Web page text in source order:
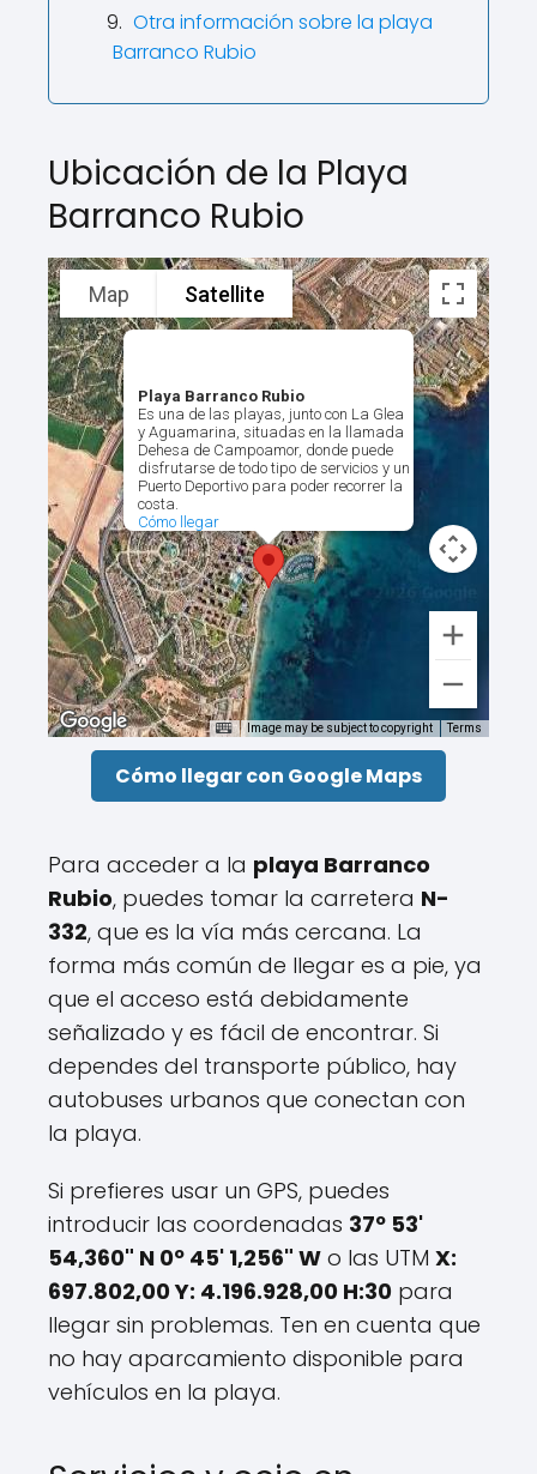
Otra información sobre la playa
Barranco Rubio
Ubicación de la Playa
Barranco Rubio
Playa Barranco Rubio
Es una de las playas, junto con La Glea
y Aguamarina, situadas en la llamada
Dehesa de Campoamor, donde puede
disfrutarse de todo tipo de servicios y un
Puerto Deportivo para poder recorrer la
costa.
Cómo llegar
Map Satellite
Image may be subject to copyright Terms
Cómo llegar con Google Maps
Para acceder a la playa Barranco
Rubio, puedes tomar la carretera N-
332, que es la vía más cercana. La
forma más común de llegar es a pie, ya
que el acceso está debidamente
señalizado y es fácil de encontrar. Si
dependes del transporte público, hay
autobuses urbanos que conectan con
la playa.
Si prefieres usar un GPS, puedes
introducir las coordenadas 37º 53'
54,360" N 0º 45' 1,256" W o las UTM X:
697.802,00 Y: 4.196.928,00 H:30 para
llegar sin problemas. Ten en cuenta que
no hay aparcamiento disponible para
vehículos en la playa.